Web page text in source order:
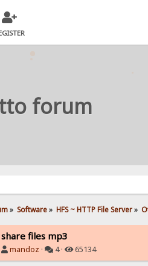
forum
» Software» HFS ~ HTTP File Server»
share files mp3
mandoz · 4 · 65134